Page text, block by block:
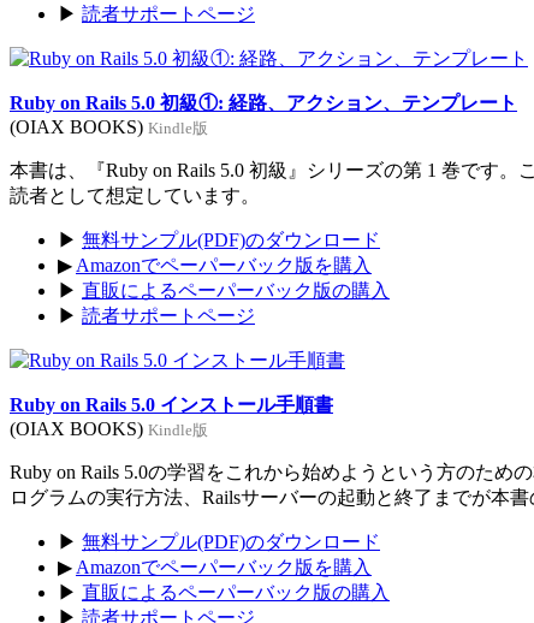
▶ 読者サポートページ
Ruby on Rails 5.0 初級①: 経路、アクション、テンプレート
(OIAX BOOKS) Kindle版
本書は、『Ruby on Rails 5.0 初級』シリーズの第 1 巻です
読者として想定しています。
▶ 無料サンプル(PDF)のダウンロード
▶ Amazonでペーパーバック版を購入
▶ 直販によるペーパーバック版の購入
▶ 読者サポートページ
Ruby on Rails 5.0 インストール手順書
(OIAX BOOKS) Kindle版
Ruby on Rails 5.0の学習をこれから始めようという方のため
ログラムの実行方法、Railsサーバーの起動と終了までが本書
▶ 無料サンプル(PDF)のダウンロード
▶ Amazonでペーパーバック版を購入
▶ 直販によるペーパーバック版の購入
▶ 読者サポートページ